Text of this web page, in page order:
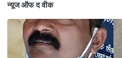
न्यूज ऑफ द वीक